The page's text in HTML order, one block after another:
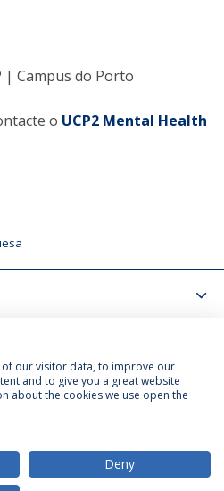
| Campus do Porto
o UCP2 Mental Health
Termos & Condições
of our visitor data, to improve our
and to give you a great website
about the cookies we use open the
Deny